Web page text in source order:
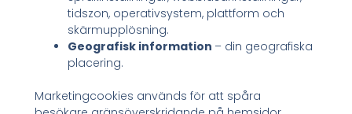
tidszon, operativsystem, plattform och
skärmupplösning.
Geografisk information – din geografiska
placering.
Marketingcookies används för att spåra